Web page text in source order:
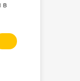
в